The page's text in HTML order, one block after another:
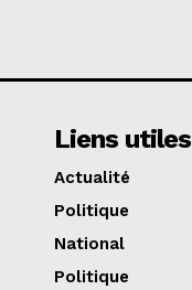
Liens utiles
Actualité
Politique
National
Politique